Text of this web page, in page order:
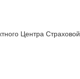
Центра Страховой